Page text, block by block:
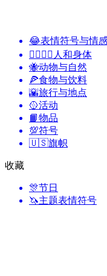
😂表情符号与情
👩‍❤️‍💋‍👨 人和身体
🐝动物与自然
🍕食物与饮料
🌇旅行与地点
🥎活动
📙物品
💯符号
🇺🇸旗帜
收藏
🎊节日
🦄主题表情符号